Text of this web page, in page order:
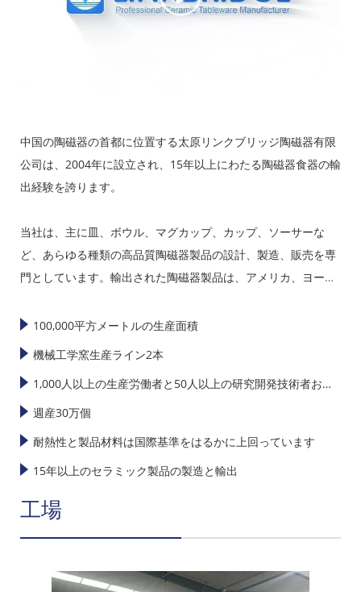
中国の陶磁器の首都に位置する太原リンクブリッジ陶磁器有限
公司は、2004年に設立され、15年以上にわたる陶磁器食器の輸
出経験を誇ります。
当社は、主に皿、ボウル、マグカップ、カップ、ソーサーな
ど、あらゆる種類の高品質陶磁器製品の設計、製造、販売を専
門としています。輸出された陶磁器製品は、アメリカ、ヨーロ
す。100,000平方メートルの生産面積
機械工学窯生産ライン2本
1,000人以上の生産労働者と50人以上の研究開発技術者およ
び設計者
週産30万個
耐熱性と製品材料は国際基準をはるかに上回っています
15年以上のセラミック製品の製造と輸出
工場